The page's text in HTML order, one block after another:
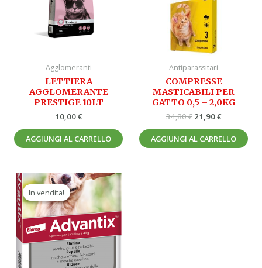
Agglomeranti
LETTIERA
AGGLOMERANTE
PRESTIGE 10LT
10,00€
AGGIUNGI AL CARRELLO
Antiparassitari
COMPRESSE
MASTICABILI PER
GATTO 0,5 – 2,0KG
34,80€ 21,90€
AGGIUNGI AL CARRELLO
In vendita!
In vendita!
Il
prezzo
originale
era:
56,70 €.
Il
prezzo
attuale
è:
32,90 €.